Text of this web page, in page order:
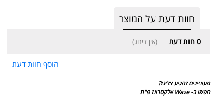
חוות דעת על המוצר
0 חוות דעת (אין דירוג)
הוסף חוות דעת
מעוניינים להגיע אלינו?
חפשו ב- Waze אלקטרוגז פ"ת